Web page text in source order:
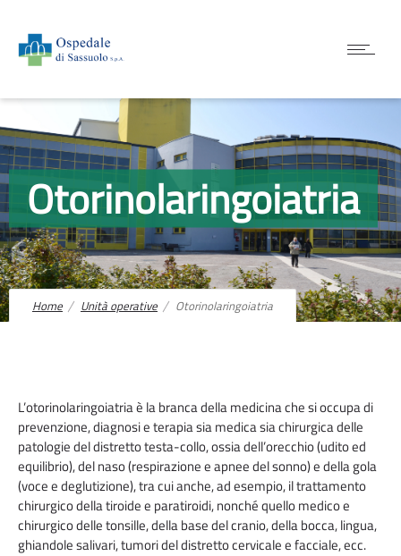
Otorinolaringoiatria
Home Unità operative Otorinolaringoiatria
L’otorinolaringoiatria è la branca della medicina che si occupa di
prevenzione, diagnosi e terapia sia medica sia chirurgica delle
patologie del distretto testa-collo, ossia dell’orecchio (udito ed
equilibrio), del naso (respirazione e apnee del sonno) e della gola
(voce e deglutizione), tra cui anche, ad esempio, il trattamento
chirurgico della tiroide e paratiroidi, nonché quello medico e
chirurgico delle tonsille, della base del cranio, della bocca, lingua,
ghiandole salivari, tumori del distretto cervicale e facciale, ecc.